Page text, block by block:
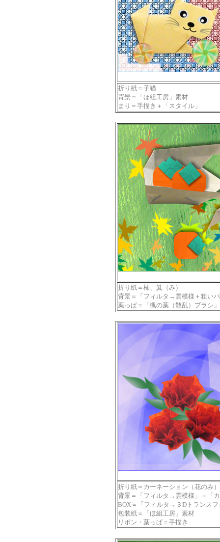
折り紙＝子猫
背景＝「ほ組工房」素材
まり＝手描き＋「スタイル」
折り紙＝柿、箕（み）
背景＝「フィルタ→雲模様＋粗い
葉っぱ＝「楓の葉（散乱）ブラシ」
折り紙＝カーネーション（花のみ）
背景＝「フィルタ→雲模様」＋「
BOX＝「フィルタ→３Dトランスフ
包装紙＝「ほ組工房」素材
リボン・葉っぱ＝手描き